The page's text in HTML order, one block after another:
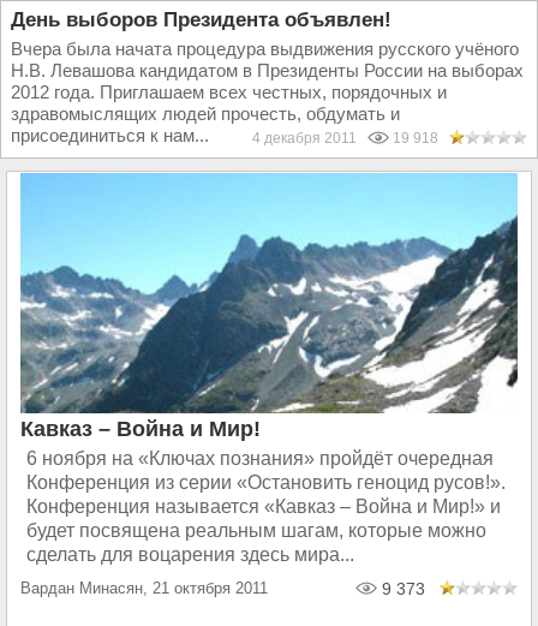
День выборов Президента объявлен!
Вчера была начата процедура выдвижения русского учёного
Н.В. Левашова кандидатом в Президенты России на выборах
2012 года. Приглашаем всех честных, порядочных и
здравомыслящих людей прочесть, обдумать и
присоединиться к нам...
4 декабря 2011 19 918
Кавказ – Война и Мир!
6 ноября на «Ключах познания» пройдёт очередная
Конференция из серии «Остановить геноцид русов!».
Конференция называется «Кавказ – Война и Мир!» и
будет посвящена реальным шагам, которые можно
сделать для воцарения здесь мира...
Вардан Минасян, 21 октября 2011 9 373